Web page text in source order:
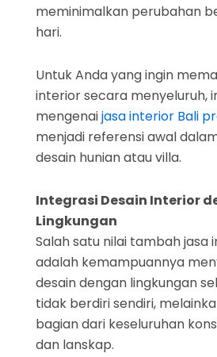
meminimalkan perubahan
hari.
Untuk Anda yang ingin
interior secara menyeluruh,
mengenaijasa interior Bali
menjadi referensi awal
desain hunian atau villa.
Integrasi Desain Interior
Lingkungan
Salah satu nilai tambah jasa
adalah kemampuannya
desain dengan lingkungan
tidak berdiri sendiri,
bagian dari keseluruhan
dan lanskap.